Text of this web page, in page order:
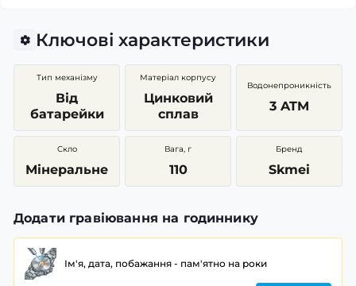
Ключові характеристики
Тип механізму
Від
батарейки
Матеріал корпусу
Цинковий
сплав
Водонепроникність
3 ATM
Скло
Мінеральне
Вага, г
110
Бренд
Skmei
Додати гравіювання на годиннику
Ім'я, дата, побажання - пам'ятно на роки